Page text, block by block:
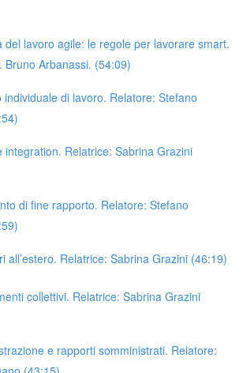
del lavoro agile: le regole per lavorare smart.
Bruno Arbanassi. (54:09)
individuale di lavoro. Relatore: Stefano
integration. Relatrice: Sabrina Grazini
di fine rapporto. Relatore: Stefano
all’estero. Relatrice: Sabrina Grazini (46:19)
collettivi. Relatrice: Sabrina Grazini
e rapporti somministrati. Relatore: